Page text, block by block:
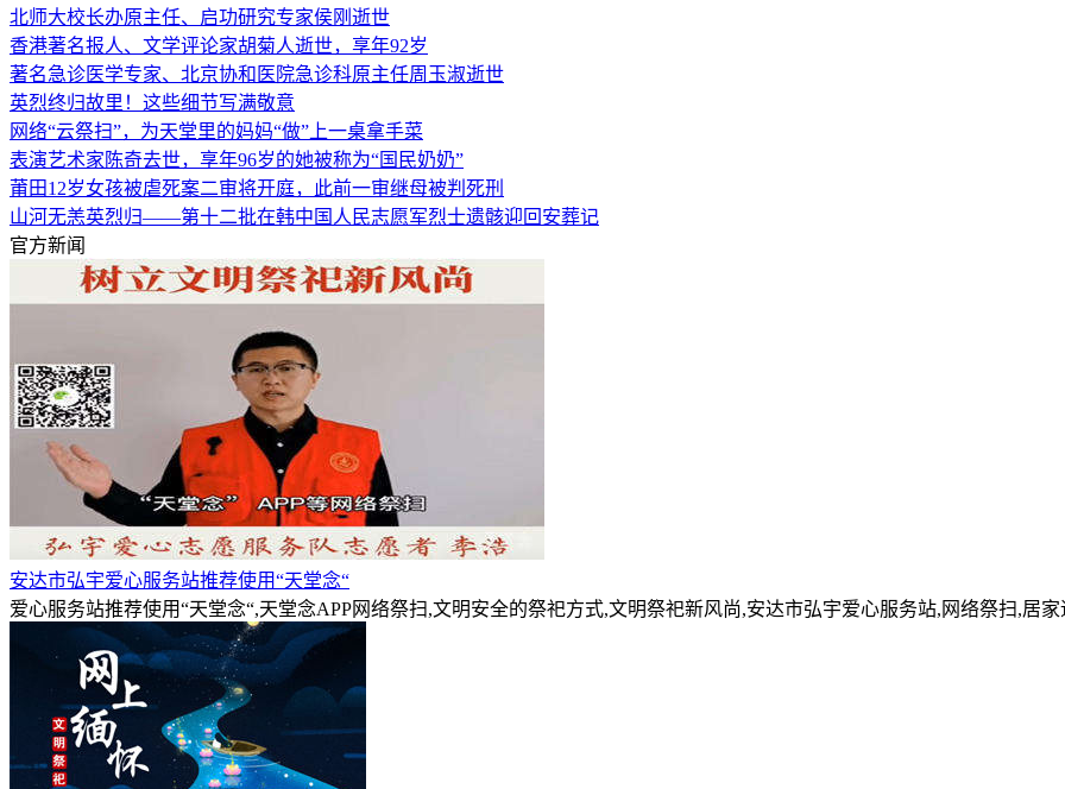
北师大校长办原主任、启功研究专家侯刚逝世
香港著名报人、文学评论家胡菊人逝世，享年92岁
著名急诊医学专家、北京协和医院急诊科原主任周玉淑逝世
英烈终归故里！这些细节写满敬意
网络“云祭扫”，为天堂里的妈妈“做”上一桌拿手菜
表演艺术家陈奇去世，享年96岁的她被称为“国民奶奶”
莆田12岁女孩被虐死案二审将开庭，此前一审继母被判死刑
山河无恙英烈归——第十二批在韩中国人民志愿军烈士遗骸迎回安葬记
官方新闻
安达市弘宇爱心服务站推荐使用“天堂念“
爱心服务站推荐使用“天堂念“,天堂念APP网络祭扫,文明安全的祭祀方式,文明祭祀新风尚,安达市弘宇爱心服务站,网络祭扫,居